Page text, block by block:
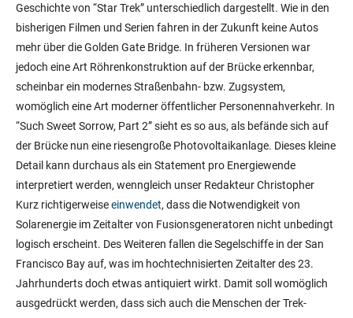
Geschichte von “Star Trek” unterschiedlich dargestellt. Wie in den
bisherigen Filmen und Serien fahren in der Zukunft keine Autos
mehr über die Golden Gate Bridge. In früheren Versionen war
jedoch eine Art Röhrenkonstruktion auf der Brücke erkennbar,
scheinbar ein modernes Straßenbahn- bzw. Zugsystem,
womöglich eine Art moderner öffentlicher Personennahverkehr. In
“Such Sweet Sorrow, Part 2” sieht es so aus, als befände sich auf
der Brücke nun eine riesengroße Photovoltaikanlage. Dieses kleine
Detail kann durchaus als ein Statement pro Energiewende
interpretiert werden, wenngleich unser Redakteur Christopher
Kurz richtigerweiseeinwendet, dass die Notwendigkeit von
Solarenergie im Zeitalter von Fusionsgeneratoren nicht unbedingt
logisch erscheint. Des Weiteren fallen die Segelschiffe in der San
Francisco Bay auf, was im hochtechnisierten Zeitalter des 23.
Jahrhunderts doch etwas antiquiert wirkt. Damit soll womöglich
ausgedrückt werden, dass sich auch die Menschen der Trek-